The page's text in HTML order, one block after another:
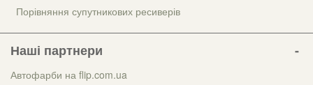
Порівняння супутникових ресиверів
Наші партнери
Автофарби на flip.com.ua